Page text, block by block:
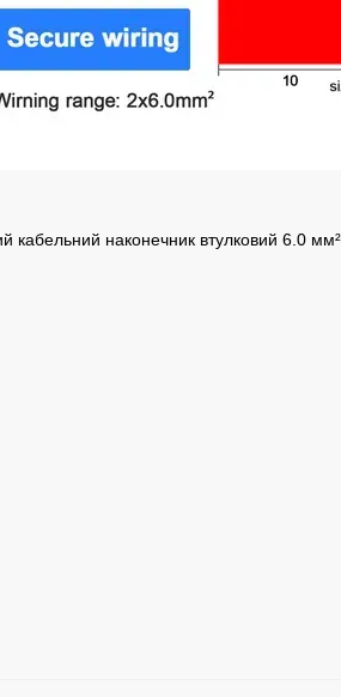
кабельний наконечник втулковий 6.0